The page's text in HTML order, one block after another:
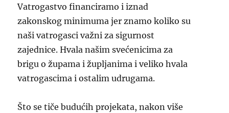
Vatrogastvo financiramo i iznad
zakonskog minimuma jer znamo koliko su
naši vatrogasci važni za sigurnost
zajednice. Hvala našim svećenicima za
brigu o župama i župljanima i veliko hvala
vatrogascima i ostalim udrugama.
Što se tiče budućih projekata, nakon više